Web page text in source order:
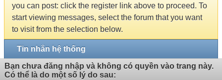
you can post: click the register link above to proceed. To
start viewing messages, select the forum that you want
to visit from the selection below.
Tin nhắn hệ thống
Bạn chưa đăng nhập và không có quyền vào trang này.
Có thể là do một số lý do sau: